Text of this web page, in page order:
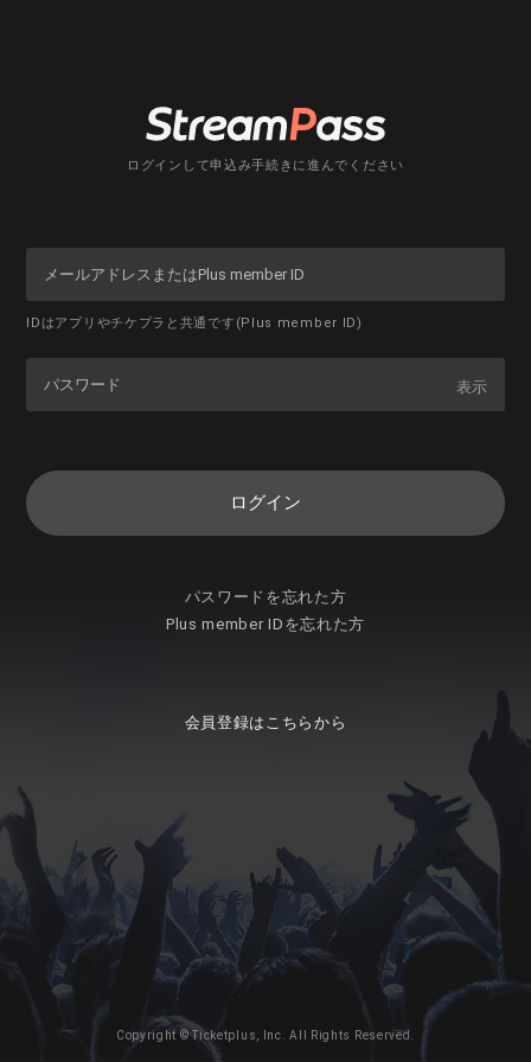
ログインして申込み手続きに進んでください
IDはアプリやチケプラと共通です(Plus member ID)
表示
パスワードを忘れた方
Plus member IDを忘れた方
会員登録はこちらから
Copyright © Ticketplus, Inc. All Rights Reserved.